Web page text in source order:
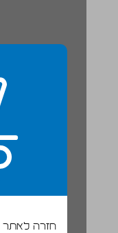
חזרה לאתר